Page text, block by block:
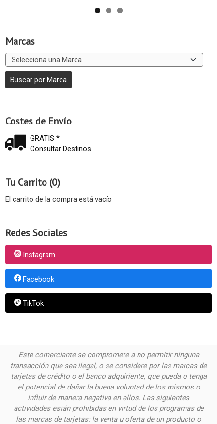
Marcas
Costes de Envío
GRATIS *
Consultar Destinos
Tu Carrito (0)
El carrito de la compra está vacío
Redes Sociales
Instagram
Facebook
TikTok
Este comerciante se compromete a no permitir ninguna
transacción que sea ilegal, o se considere por las marcas de
tarjetas de crédito o el banco adquiriente, que pueda o tenga
el potencial de dañar la buena voluntad de los mismos o
influir de manera negativa en ellos. Las siguientes
actividades están prohibidas en virtud de los programas de
las marcas de tarjetas: la venta u oferta de un producto o